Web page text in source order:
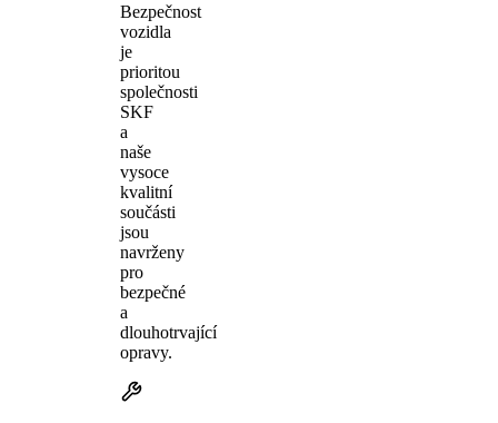
Bezpečnost
vozidla
je
prioritou
společnosti
SKF
a
naše
vysoce
kvalitní
součásti
jsou
navrženy
pro
bezpečné
a
dlouhotrvající
opravy.